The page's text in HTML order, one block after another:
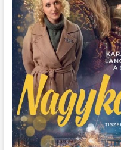
kedvenc
halloweeni
filmje
–
Tim
Burton
és
a
90-
es
évek
viszik
a
prímet